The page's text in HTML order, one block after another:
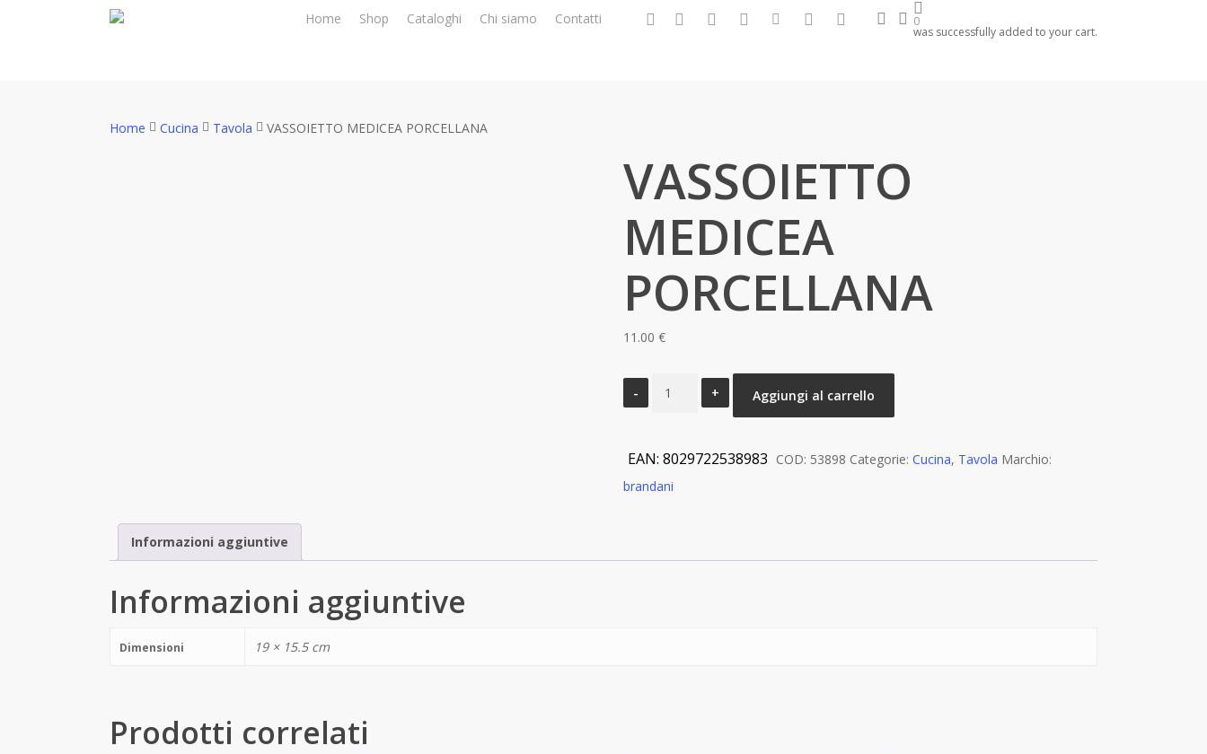
Home Shop Cataloghi Chi siamo Contatti facebookgoogle- instagramwhatsapp
tiktok phone email searchaccount
0
was successfully added to your cart.
Home Cucina Tavola VASSOIETTO MEDICEA PORCELLANA
VASSOIETTO
MEDICEA
PORCELLANA
11.00 €
VASSOIETTO
MEDICEA
quantità
Aggiungi al carrello
EAN: 8029722538983 COD: 53898 Categorie: Cucina, Tavola Marchio:
brandani
Informazioni aggiuntive
Informazioni aggiuntive
Dimensioni 19 × 15.5 cm
Prodotti correlati